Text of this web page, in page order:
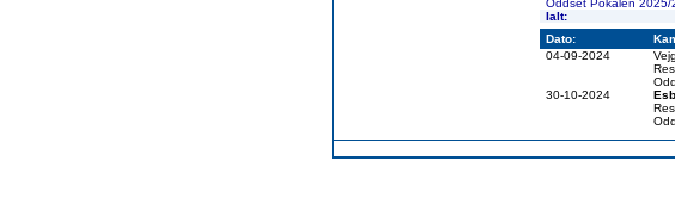
Oddset Pokalen 2025/
Ialt:
Dato:
04-09-2024
30-10-2024